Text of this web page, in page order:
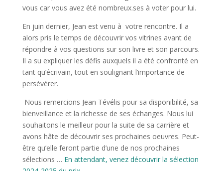
vous car vous avez été nombreux.ses à voter pour lui.
En juin dernier, Jean est venu à votre rencontre. Il a
alors pris le temps de découvrir vos vitrines avant de
répondre à vos questions sur son livre et son parcours.
Il a su expliquer les défis auxquels il a été confronté en
tant qu’écrivain, tout en soulignant l’importance de
persévérer.
Nous remercions Jean Tévélis pour sa disponibilité, sa
bienveillance et la richesse de ses échanges. Nous lui
souhaitons le meilleur pour la suite de sa carrière et
avons hâte de découvrir ses prochaines oeuvres. Peut-
être qu’elle feront partie d’une de nos prochaines
sélections … En attendant, venez découvrir la sélection